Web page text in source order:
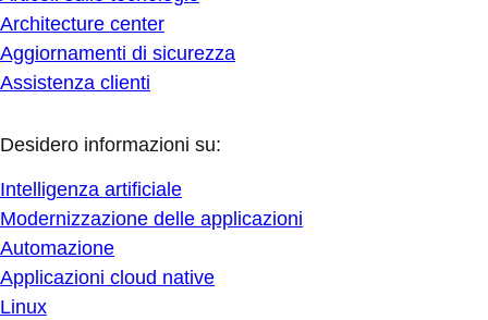
Architecture center
Aggiornamenti di sicurezza
Assistenza clienti
Desidero informazioni su:
Intelligenza artificiale
Modernizzazione delle applicazioni
Automazione
Applicazioni cloud native
Linux